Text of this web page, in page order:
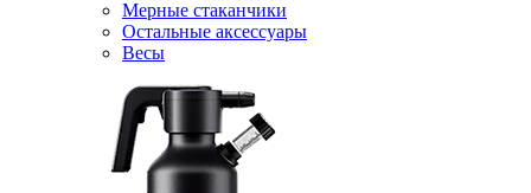
Мерные стаканчики
Остальные аксессуары
Весы